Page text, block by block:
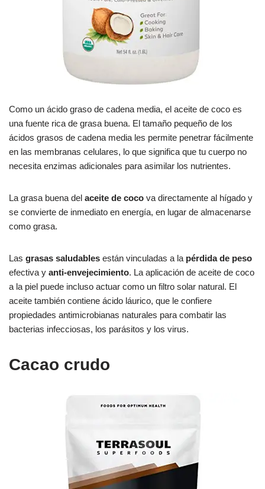
Como un ácido graso de cadena media, el aceite de coco es
una fuente rica de grasa buena. El tamaño pequeño de los
ácidos grasos de cadena media les permite penetrar fácilmente
en las membranas celulares, lo que significa que tu cuerpo no
necesita enzimas adicionales para asimilar los nutrientes.
La grasa buena del aceite de coco va directamente al hígado y
se convierte de inmediato en energía, en lugar de almacenarse
como grasa.
Las grasas saludables están vinculadas a la pérdida de peso
efectiva y anti-envejecimiento. La aplicación de aceite de coco
a la piel puede incluso actuar como un filtro solar natural. El
aceite también contiene ácido láurico, que le confiere
propiedades antimicrobianas naturales para combatir las
bacterias infecciosas, los parásitos y los virus.
Cacao crudo